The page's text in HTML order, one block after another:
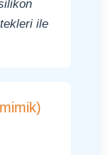
ile